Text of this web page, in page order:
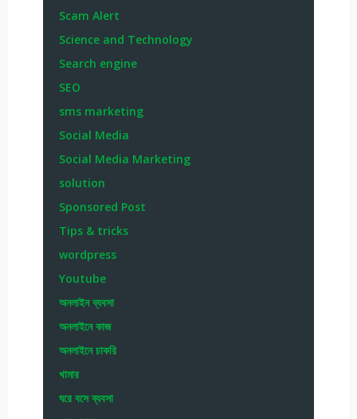
Scam Alert
Science and Technology
Search engine
SEO
sms marketing
Social Media
Social Media Marketing
solution
Sponsored Post
Tips & tricks
wordpress
Youtube
অনলাইন ব্যবসা
অনলাইনে কাজ
অনলাইনে চাকরি
খামার
ঘরে বসে ব্যবসা